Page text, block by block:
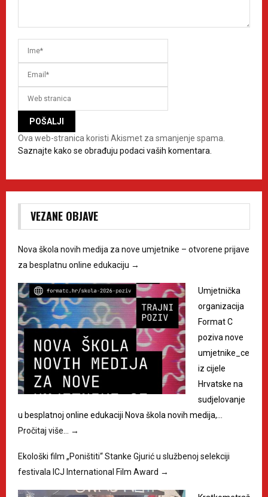
Ova web-stranica koristi Akismet za smanjenje spama.
Saznajte kako se obrađuju podaci vaših komentara.
VEZANE OBJAVE
Nova škola novih medija za nove umjetnike – otvorene prijave
za besplatnu online edukaciju →
Umjetnička
organizacija
Format C
poziva nove
umjetnike_ce
iz cijele
Hrvatske na
sudjelovanje
u besplatnoj online edukaciji Nova škola novih medija,…
Pročitaj više…
→
Ekološki film „Poništiti“ Stanke Gjurić u službenoj selekciji
festivala ICJ International Film Award →